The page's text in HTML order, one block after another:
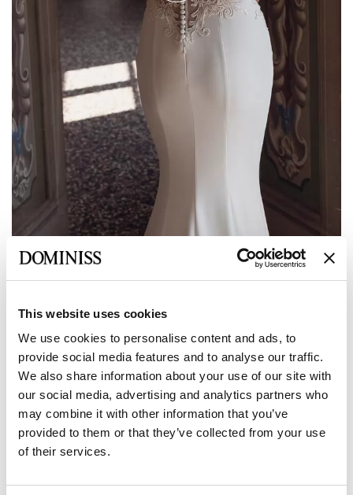
This website uses cookies
We use cookies to personalise content and ads, to
provide social media features and to analyse our traffic.
We also share information about your use of our site with
our social media, advertising and analytics partners who
may combine it with other information that you’ve
provided to them or that they’ve collected from your use
of their services.
DOMINISS
WISHNESS Abito da sposa a sirena in
pizzo crêpe con scollo a V ricamato
Dimensione: Tabella delle dimensioni
Produttore: